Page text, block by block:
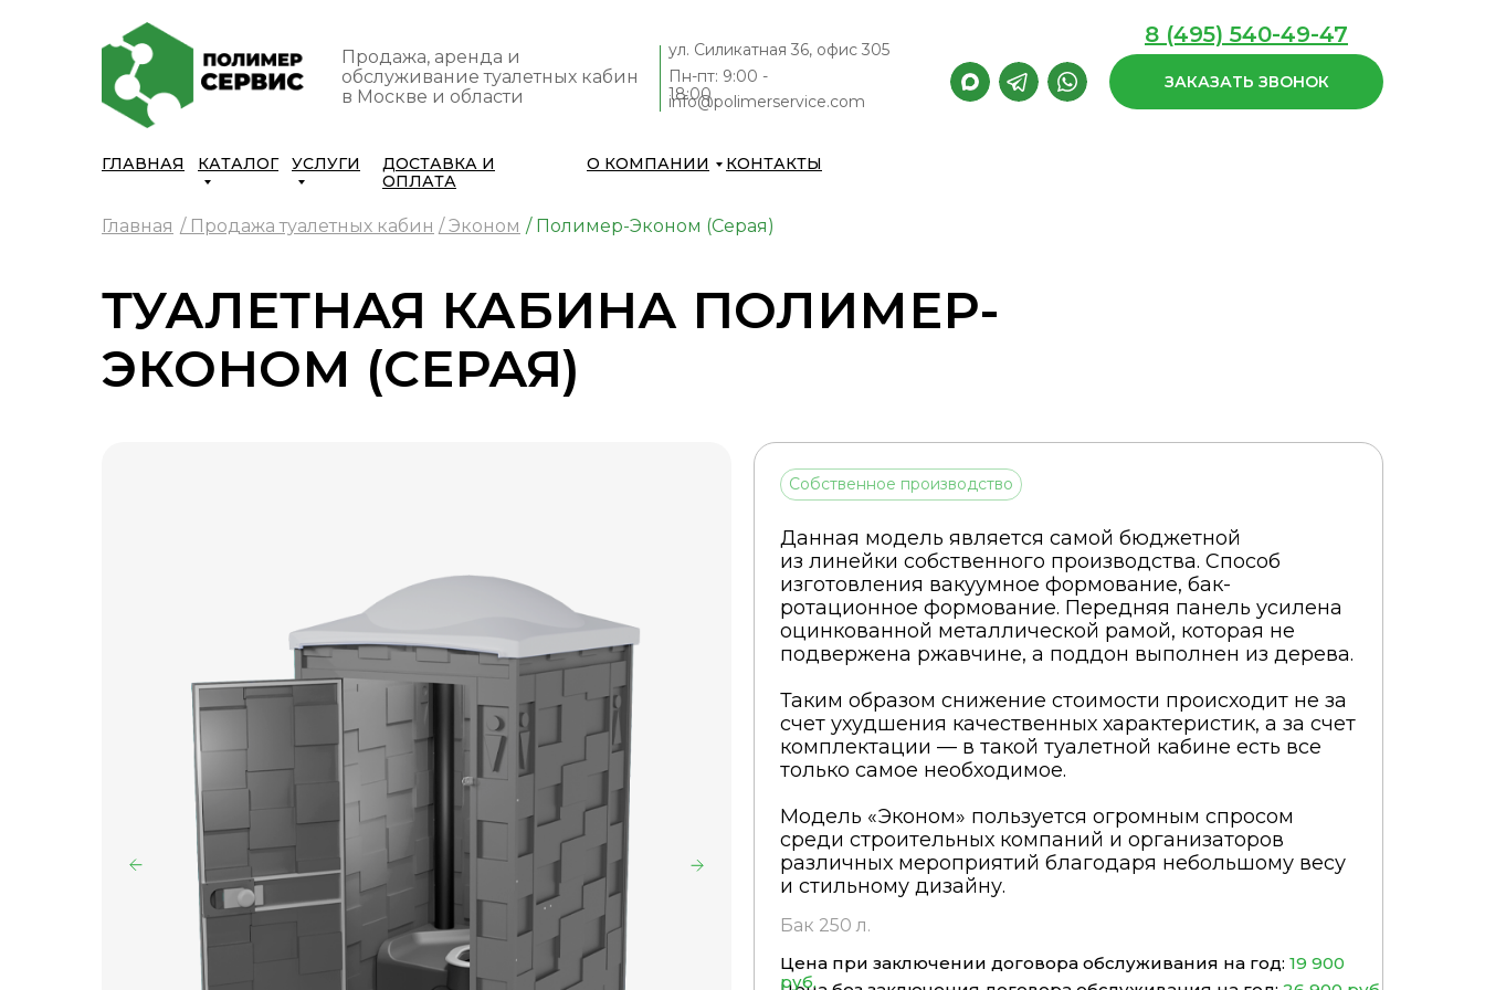
Продажа, аренда и
обслуживание туалетных кабин
в Москве и области
ул. Силикатная 36, офис 305
Пн-пт: 9:00 -
18:00
info@polimerservice.com
8 (495) 540-49-47
ЗАКАЗАТЬ ЗВОНОК
ГЛАВНАЯ КАТАЛОГ УСЛУГИ
ДОСТАВКА И
ОПЛАТА
О КОМПАНИИ КОНТАКТЫ
ТУАЛЕТНАЯ КАБИНА ПОЛИМЕР-
ЭКОНОМ (СЕРАЯ)
/ Продажа туалетных кабин / Полимер-Эконом (Серая)
Главная / Эконом
Собственное производство
Данная модель является самой бюджетной
из линейки собственного производства. Способ
изготовления вакуумное формование, бак-
ротационное формование. Передняя панель усилена
оцинкованной металлической рамой, которая не
подвержена ржавчине, а поддон выполнен из дерева.
Таким образом снижение стоимости происходит не за
счет ухудшения качественных характеристик, а за счет
комплектации — в такой туалетной кабине есть все
только самое необходимое.
Модель «Эконом» пользуется огромным спросом
среди строительных компаний и организаторов
различных мероприятий благодаря небольшому весу
и стильному дизайну.
Бак 250 л.
Цена при заключении договора обслуживания на год: 19 900
руб.